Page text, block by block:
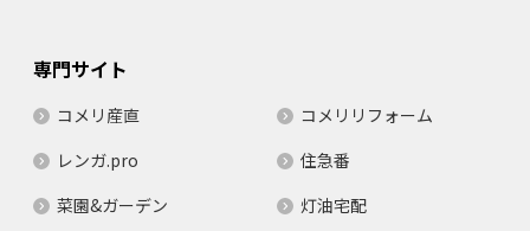
専門サイト
コメリ産直
コメリリフォーム
レンガ.pro
住急番
菜園&ガーデン
灯油宅配